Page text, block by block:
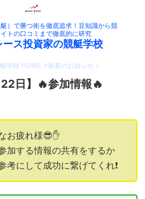
）で勝つ術を徹底追求！豆知識から競
トの口コミまで徹底的に研究
ース投資家の競艇学校
学校 HOME >新着のお知らせ >
日】🔥参加情報🔥
お疲れ様😎✋
加する情報の共有をするか
考にして成功に繋げてくれ❗️